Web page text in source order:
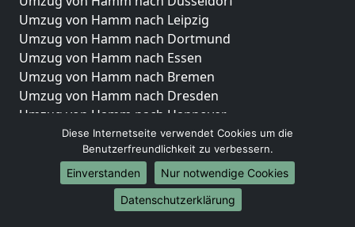
Umzug von Hamm nach Leipzig
Umzug von Hamm nach Dortmund
Umzug von Hamm nach Essen
Umzug von Hamm nach Bremen
Umzug von Hamm nach Dresden
Umzug von Hamm nach Hannover
Umzug von Hamm nach Nürnberg
Umzug von Hamm nach Duisburg
Umzug von Hamm nach Bochum
Umzug von Hamm nach Wuppertal
Umzug von Hamm nach Bielefeld
Diese Internetseite verwendet Cookies um die
Benutzerfreundlichkeit zu verbessern.
Einverstanden
Nur notwendige Cookies
Datenschutzerklärung